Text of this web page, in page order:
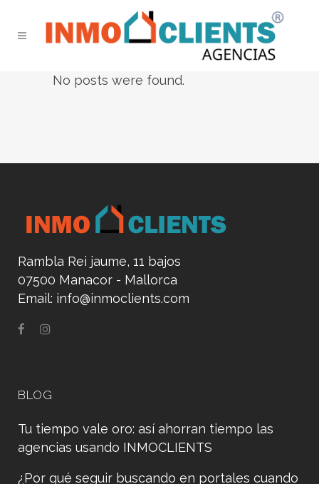
No posts were found.
Rambla Rei jaume, 11 bajos
07500 Manacor - Mallorca
Email: info@inmoclients.com
BLOG
Tu tiempo vale oro: así ahorran tiempo las
agencias usando INMOCLIENTS
¿Por qué seguir buscando en portales cuando